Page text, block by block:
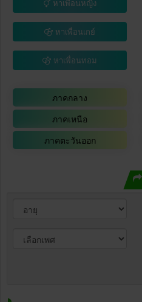
หาเพื่อนหญิง
หาเพื่อนเกย์
หาเพื่อนทอม
ภาคกลาง
ภาคเหนือ
ภาคตะวันออก